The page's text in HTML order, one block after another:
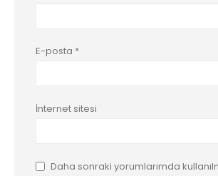
E-posta *
İnternet sitesi
Daha sonraki yorumlarımda